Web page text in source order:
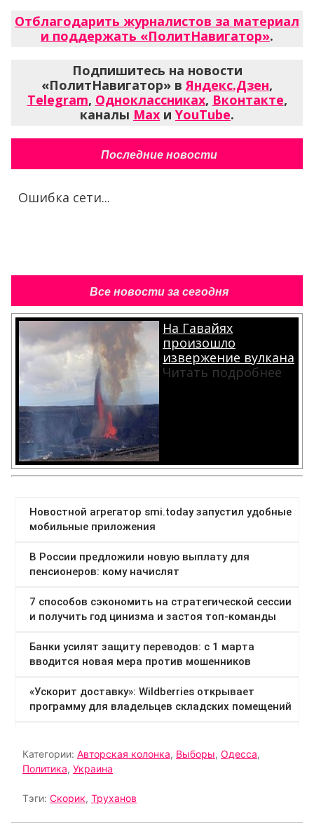
Отблагодарить журналистов за материал
и поддержать «ПолитНавигатор».
Подпишитесь на новости
«ПолитНавигатор» вЯндекс.Дзен,
Telegram, Одноклассниках, Вконтакте,
каналы Max и YouTube.
Последние новости
Ошибка сети...
Все новости за сегодня
На Гавайях
произошло
извержение вулкана
Читать подробнее
Категории: Авторская колонка, Выборы, Одесса,
Политика, Украина
Тэги: Скорик, Труханов